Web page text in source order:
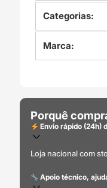
Categorias:
Marca:
Porquê
Envio rápido (24h)
Loja nacional com
Apoio técnico,